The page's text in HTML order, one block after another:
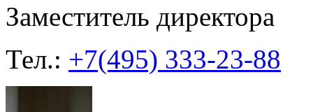
Заместитель директора
Тел.: +7(495) 333-23-88